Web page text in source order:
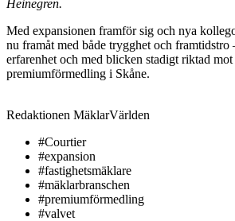
Heinegren.
Med expansionen framför sig och nya
nu framåt med både trygghet och framtidstro
erfarenhet och med blicken stadigt riktad mot
premiumförmedling i Skåne.
Redaktionen MäklarVärlden
#Courtier
#expansion
#fastighetsmäklare
#mäklarbranschen
#premiumförmedling
#valvet